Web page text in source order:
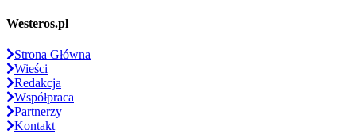
Westeros.pl
Strona Główna
Wieści
Redakcja
Współpraca
Partnerzy
Kontakt